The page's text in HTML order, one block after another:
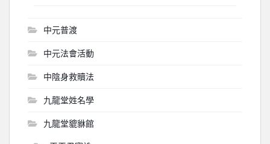
中元普渡
中元法會活動
中陰身救贖法
九龍堂姓名學
九龍堂貔貅館